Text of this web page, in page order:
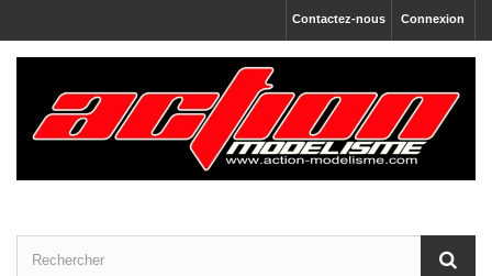
Connexion
Contactez-nous